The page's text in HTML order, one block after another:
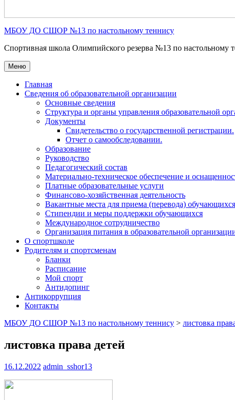
МБОУ ДО СШОР №13 по настольному теннису
Спортивная школа Олимпийского резерва №13 по настольному
Меню
Главная
Сведения об образовательной организации
Основные сведения
Структура и органы управления образовательной
Документы
Свидетельство о государственной регистрации.
Отчет о самообследовании.
Образование
Руководство
Педагогический состав
Материально-техническое обеспечение и
Платные образовательные услуги
Финансово-хозяйственная деятельность
Вакантные места для приема (перевода) обучающихся
Стипендии и меры поддержки обучающихся
Международное сотрудничество
Организация питания в образовательной
О спортшколе
Родителям и спортсменам
Бланки
Расписание
Мой спорт
Антидопинг
Антикоррупция
Контакты
МБОУ ДО СШОР №13 по настольному теннису > листовка
листовка права детей
16.12.2022 admin_sshor13